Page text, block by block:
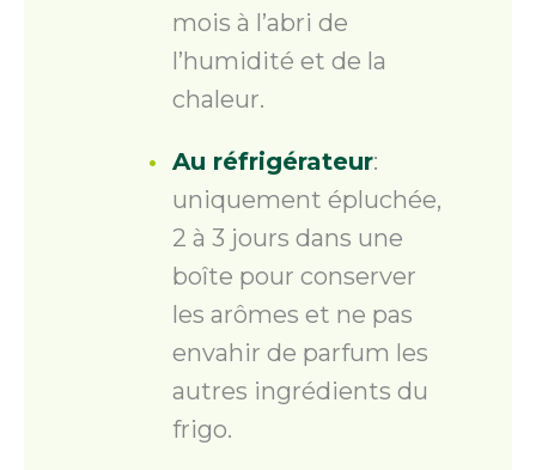
mois à l’abri de
l’humidité et de la
chaleur.
Au réfrigérateur:
uniquement épluchée,
2 à 3 jours dans une
boîte pour conserver
les arômes et ne pas
envahir de parfum les
autres ingrédients du
frigo.